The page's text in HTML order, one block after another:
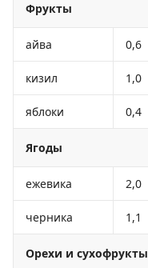
Фрукты
айва 0,6
кизил 1,0
яблоки 0,4
Ягоды
ежевика 2,0
черника 1,1
Орехи и сухофрукты